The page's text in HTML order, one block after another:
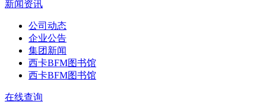
新闻资讯
公司动态
企业公告
集团新闻
西卡BFM图书馆
西卡BFM图书馆
在线查询